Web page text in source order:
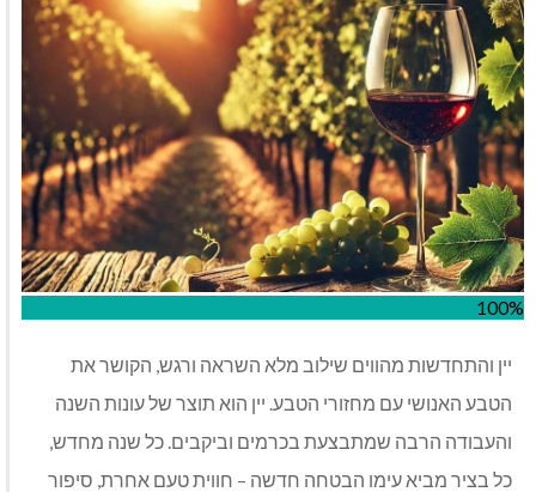
100%
יין והתחדשות מהווים שילוב מלא השראה ורגש, הקושר את
הטבע האנושי עם מחזורי הטבע. יין הוא תוצר של עונות השנה
והעבודה הרבה שמתבצעת בכרמים וביקבים. כל שנה מחדש,
כל בציר מביא עימו הבטחה חדשה – חווית טעם אחרת, סיפור